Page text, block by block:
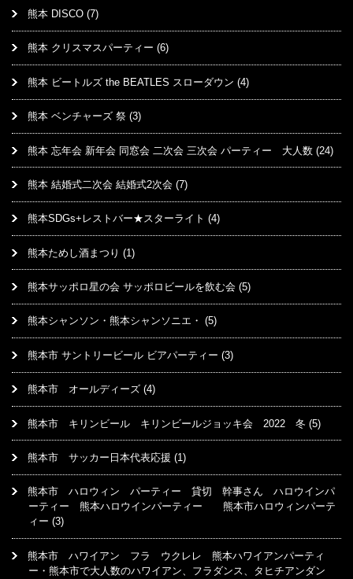
熊本 DISCO (7)
熊本 クリスマスパーティー (6)
熊本 ビートルズ the BEATLES スローダウン (4)
熊本 ベンチャーズ 祭 (3)
熊本 忘年会 新年会 同窓会 二次会 三次会 パーティー 大人数 (24)
熊本 結婚式二次会 結婚式2次会 (7)
熊本SDGs+レストバー★スターライト (4)
熊本ためし酒まつり (1)
熊本サッポロ星の会 サッポロビールを飲む会 (5)
熊本シャンソン・熊本シャンソニエ・ (5)
熊本市 サントリービール ビアパーティー (3)
熊本市 オールディーズ (4)
熊本市 キリンビール キリンビールジョッキ会 2022 冬 (5)
熊本市 サッカー日本代表応援 (1)
熊本市 ハロウィン パーティー 貸切 幹事さん ハロウインパ
ーティー 熊本ハロウインパーティー 熊本市ハロウィンパーテ
ィー (3)
熊本市 ハワイアン フラ ウクレレ 熊本ハワイアンパーティ
ー・熊本市で大人数のハワイアン、フラダンス、タヒチアンダン